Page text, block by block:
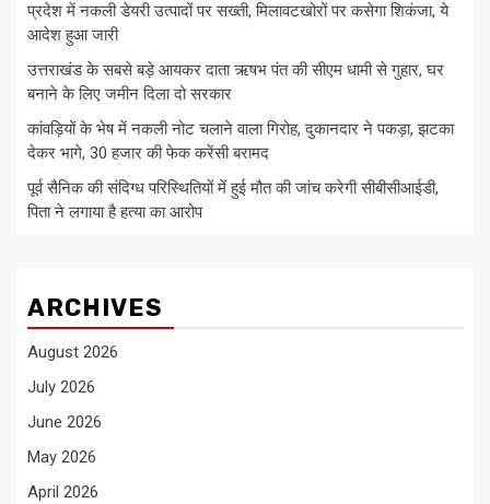
प्रदेश में नकली डेयरी उत्पादों पर सख्ती, मिलावटखोरों पर कसेगा शिकंजा, ये
आदेश हुआ जारी
उत्तराखंड के सबसे बड़े आयकर दाता ऋषभ पंत की सीएम धामी से गुहार, घर
बनाने के लिए जमीन दिला दो सरकार
कांवड़ियों के भेष में नकली नोट चलाने वाला गिरोह, दुकानदार ने पकड़ा, झटका
देकर भागे, 30 हजार की फेक करेंसी बरामद
पूर्व सैनिक की संदिग्ध परिस्थितियों में हुई मौत की जांच करेगी सीबीसीआईडी,
पिता ने लगाया है हत्या का आरोप
ARCHIVES
August 2026
July 2026
June 2026
May 2026
April 2026